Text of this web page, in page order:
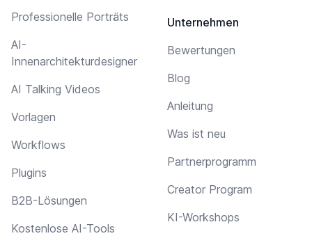
Professionelle Porträts
AI-
Innenarchitekturdesigner
AI Talking Videos
Vorlagen
Workflows
Plugins
B2B-Lösungen
Kostenlose AI-Tools
Unternehmen
Bewertungen
Blog
Anleitung
Was ist neu
Partnerprogramm
Creator Program
KI-Workshops